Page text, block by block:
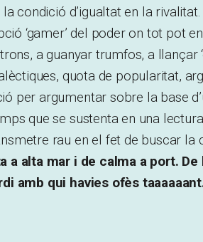
la condició d’igualtat en la
‘gamer’ del poder on tot pot
a guanyar trumfos, a llançar
quota de popularitat,
per argumentar sobre la base
que se sustenta en una
rau en el fet de buscar
a alta mar i de calma a port.
amb qui havies ofès